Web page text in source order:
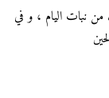
نبات اليام ، و في